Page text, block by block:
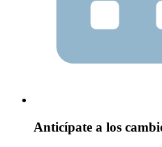
Anticípate a los